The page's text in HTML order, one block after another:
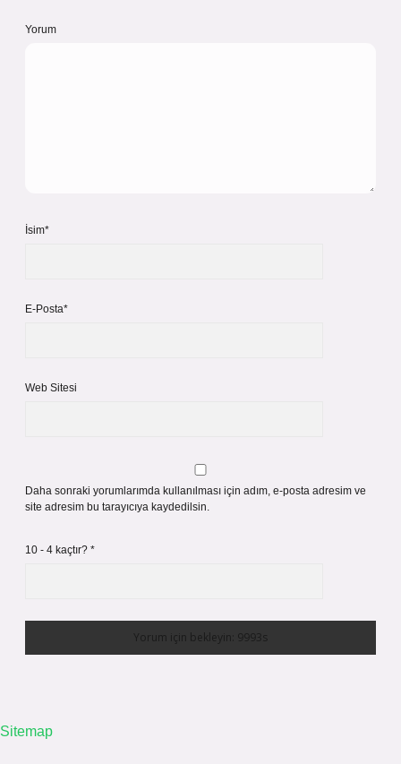
Yorum
İsim*
E-Posta*
Web Sitesi
Daha sonraki yorumlarımda kullanılması için adım, e-posta adresim ve
site adresim bu tarayıcıya kaydedilsin.
10 - 4 kaçtır? *
Sitemap